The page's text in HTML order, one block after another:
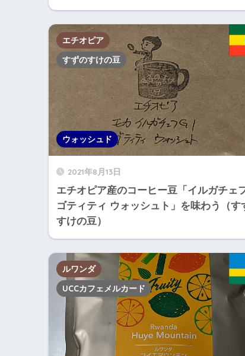
2021年8月13日
エチオピア産のコーヒー豆「イルガチェ
ゴティティ ウォッシュト」を味わう（す
すけの豆）
エチオピア
ウォッシュド
すずのすけの豆
ルワンダ
UCCカフェメルカード